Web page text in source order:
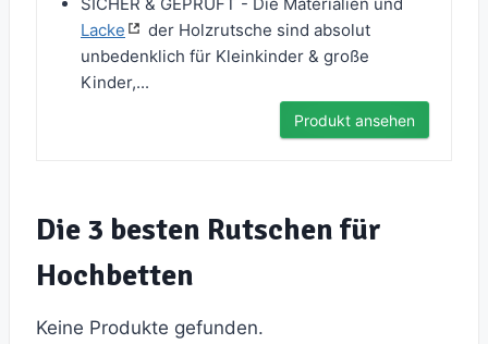
SICHER & GEPRÜFT - Die Materialien und
Lacke
der Holzrutsche sind absolut
unbedenklich für Kleinkinder & große
Kinder,...
Produkt ansehen
Die 3 besten Rutschen für
Hochbetten
Keine Produkte gefunden.